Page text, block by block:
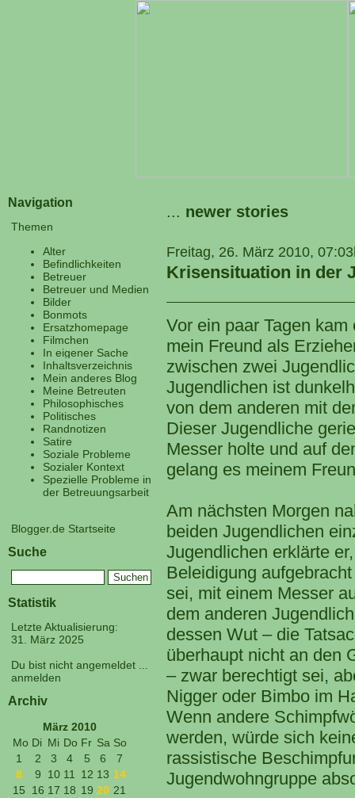
Navigation
Themen
Alter
Befindlichkeiten
Betreuer
Betreuer und Medien
Bilder
Bonmots
Ersatzhomepage
Filmchen
In eigener Sache
Inhaltsverzeichnis
Mein anderes Blog
Meine Betreuten
Philosophisches
Politisches
Randnotizen
Satire
Soziale Probleme
Sozialer Kontext
Spezielle Probleme in
der Betreuungsarbeit
Blogger.de Startseite
Suche
Statistik
Letzte Aktualisierung:
31. März 2025
Du bist nicht angemeldet ...
anmelden
Archiv
März 2010
Mo Di Mi Do Fr Sa So
1
2 3 4 5 6
7
8
9 10 11 12 13 14
15
16 17 18 19 20 21
... newer stories
Freitag, 26. März 2010,
Krisensituation in der
Vor ein paar Tagen
mein Freund als
zwischen zwei
Jugendlichen ist
von dem anderen mit
Dieser Jugendliche
Messer holte und auf
gelang es meinem
Am nächsten Morgen
beiden Jugendlichen
Jugendlichen erklärte
Beleidigung
sei, mit einem Messer
dem anderen
dessen Wut – die
überhaupt nicht an den
– zwar berechtigt sei,
Nigger oder Bimbo im
Wenn andere
werden, würde sich
rassistische
Jugendwohngruppe